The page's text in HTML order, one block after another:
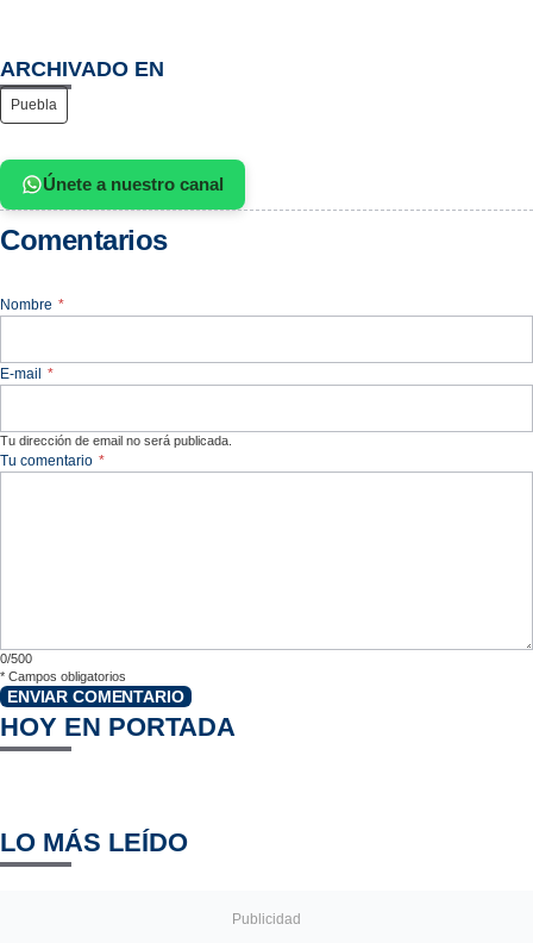
ARCHIVADO EN
Puebla
Únete a nuestro canal
Comentarios
Nombre *
E-mail *
Tu dirección de email no será publicada.
Tu comentario *
0/500
* Campos obligatorios
ENVIAR COMENTARIO
HOY EN PORTADA
LO MÁS LEÍDO